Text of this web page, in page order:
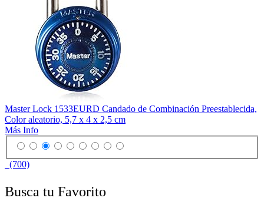
Master Lock 1533EURD Candado de Combinación Preestablecida,
Color aleatorio, 5,7 x 4 x 2,5 cm
Más Info
(700)
Busca tu Favorito